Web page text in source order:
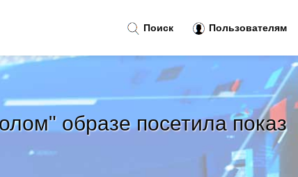
образе посетила показ
Поиск Пользователям